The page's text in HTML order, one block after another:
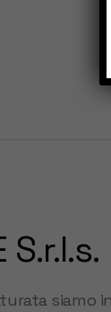
S.r.l.s.
siamo